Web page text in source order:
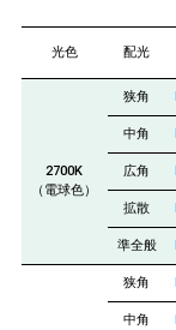
光色 配光
2700K
（電球色）
狭角
中角
広角
拡散
準全般
狭角
中角